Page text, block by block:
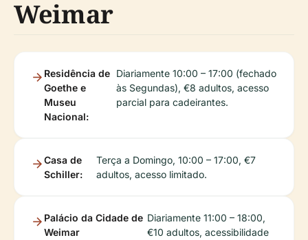
Weimar
Residência de
Goethe e
Museu
Nacional:
Diariamente 10:00 – 17:00 (fechado
às Segundas), €8 adultos, acesso
parcial para cadeirantes.
Casa de
Schiller:
Terça a Domingo, 10:00 – 17:00, €7
adultos, acesso limitado.
Palácio da Cidade de
Weimar
Diariamente 11:00 – 18:00,
€10 adultos, acessibilidade